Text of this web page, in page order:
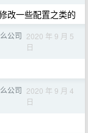
改一些配置之类的
公司 2020 年 9 月 5
日
公司 2020 年 9 月 4
日